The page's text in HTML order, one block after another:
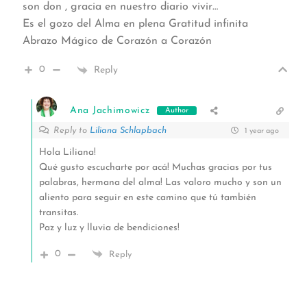
son don , gracia en nuestro diario vivir…
Es el gozo del Alma en plena Gratitud infinita
Abrazo Mágico de Corazón a Corazón
0 Reply
Ana Jachimowicz Author
Reply to Liliana Schlapbach 1 year ago
Hola Liliana!
Qué gusto escucharte por acá! Muchas gracias por tus
palabras, hermana del alma! Las valoro mucho y son un
aliento para seguir en este camino que tú también
transitas.
Paz y luz y lluvia de bendiciones!
0 Reply